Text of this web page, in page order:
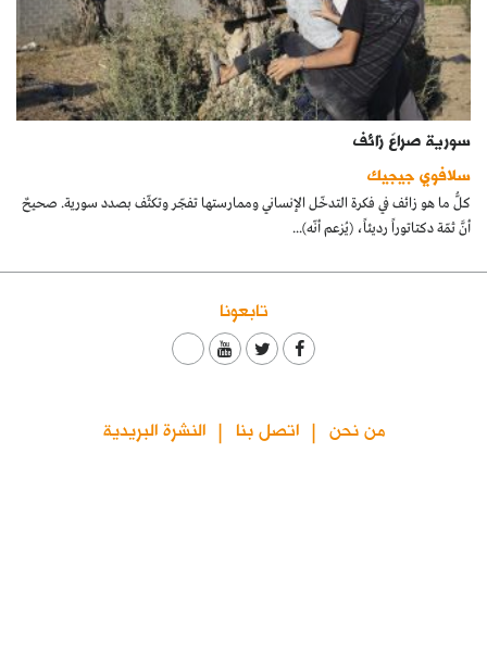
إفتتاحية
فكرة
دفاتر
بالصورة
كتّابنا
الأرشيف
سورية صراعٌ زائف
سلافوي جيجيك
كلُّ ما هو زائف في فكرة التدخّل الإنساني وممارستها تفجّر وتكثّف بصدد سورية. صحيحٌ
أنَّ ثمّة دكتاتوراً رديئاً، (يُزعم أنّه)...
تابعونا
من نحن اتصل بنا النشرة البريدية